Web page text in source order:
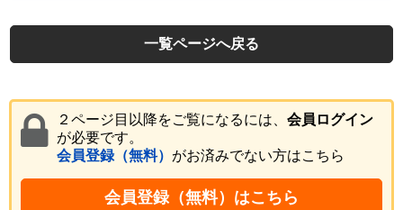
一覧ページへ戻る
２ページ目以降をご覧になるには、 会員ログイン
が必要です。
会員登録（無料） がお済みでない方はこちら
会員登録（無料）はこちら